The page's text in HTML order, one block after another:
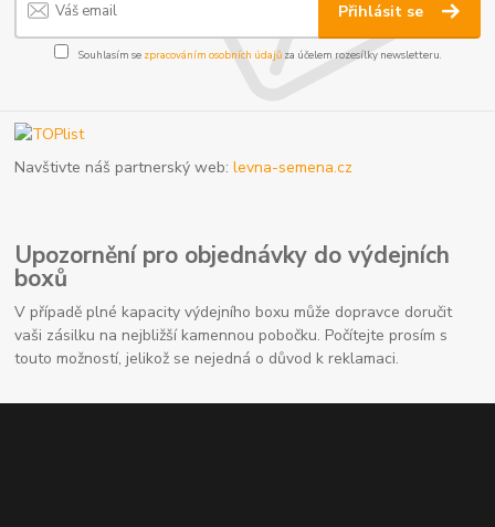
Přihlásit se
Souhlasím se zpracováním osobních údajůza účelem rozesílky newsletteru.
Navštivte náš partnerský web:levna-semena.cz
Upozornění pro objednávky do výdejních
boxů
V případě plné kapacity výdejního boxu může dopravce doručit
vaši zásilku na nejbližší kamennou pobočku. Počítejte prosím s
touto možností, jelikož se nejedná o důvod k reklamaci.